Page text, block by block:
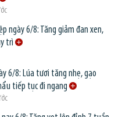
ngày 6/8: Tăng giảm đan xen,
trì
6/8: Lúa tươi tăng nhẹ, gạo
tiếp tục đi ngang